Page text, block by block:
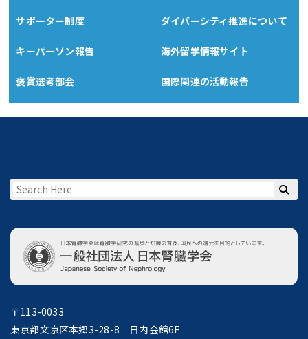
サポーター制度 ダイバーシティ推進について
キーパーソン報告 海外留学情報サイト
褒賞選考部会 国際関連の活動報告
〒113-0033
東京都文京区本郷3-28-8 日内会館6F